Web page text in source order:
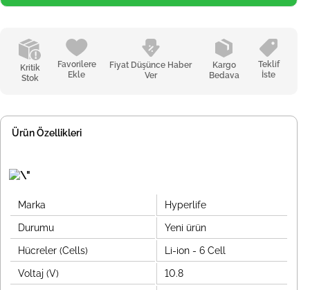
Kritik
Stok
Favorilere
Ekle
Fiyat Düşünce Haber
Ver
Kargo
Bedava
Teklif
İste
Ürün Özellikleri
Marka Hyperlife
Durumu Yeni ürün
Hücreler (Cells) Li-ion - 6 Cell
Voltaj (V) 10.8